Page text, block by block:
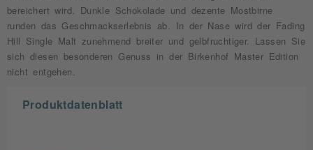
bereichert wird. Dunkle Schokolade und dezente Mostbirne
runden das Geschmackserlebnis ab. In der Nase wird der Fading
Hill Single Malt zunehmend breiter und gelbfruchtiger. Lassen Sie
sich diesen besonderen Genuss in der Birkenhof Master Edition
nicht entgehen.
Produktdatenblatt